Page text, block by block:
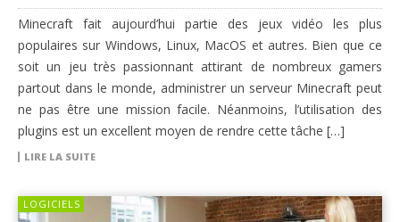
Minecraft fait aujourd’hui partie des jeux vidéo les plus
populaires sur Windows, Linux, MacOS et autres. Bien que ce
soit un jeu très passionnant attirant de nombreux gamers
partout dans le monde, administrer un serveur Minecraft peut
ne pas être une mission facile. Néanmoins, l’utilisation des
plugins est un excellent moyen de rendre cette tâche […]
LIRE LA SUITE
LOGICIELS